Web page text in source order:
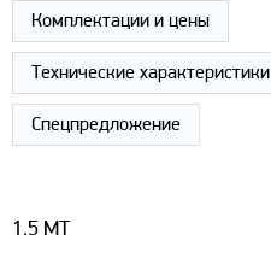
Комплектации и цены
Технические характеристики
Спецпредложение
1.5 MT